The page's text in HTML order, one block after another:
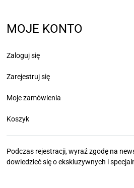
MOJE KONTO
Zaloguj się
Zarejestruj się
Moje zamówienia
Koszyk
Podczas rejestracji, wyraź zgodę na
dowiedzieć sięo ekskluzywnych i